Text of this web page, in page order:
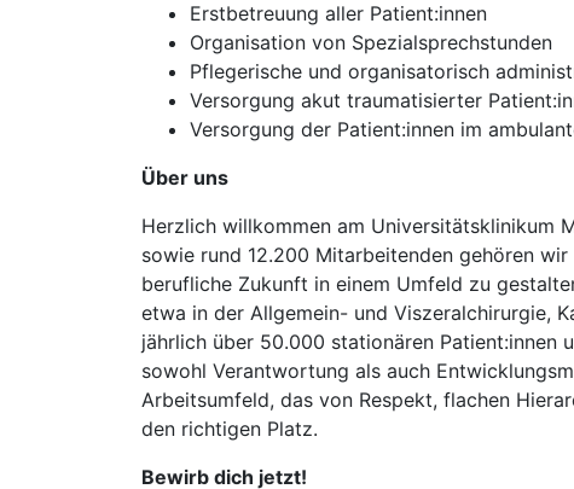
Erstbetreuung aller Patient:innen
Organisation von Spezialsprechstunden
Pflegerische und organisatorisch
Versorgung akut traumatisierter
Versorgung der Patient:innen im
Über uns
Herzlich willkommen am Universitätsklinikum
sowie rund 12.200 Mitarbeitenden gehören
berufliche Zukunft in einem Umfeld zu
etwa in der Allgemein- und Viszeralchirurgie,
jährlich über 50.000 stationären Patient:innen
sowohl Verantwortung als auch
Arbeitsumfeld, das von Respekt, flachen
den richtigen Platz.
Bewirb dich jetzt!